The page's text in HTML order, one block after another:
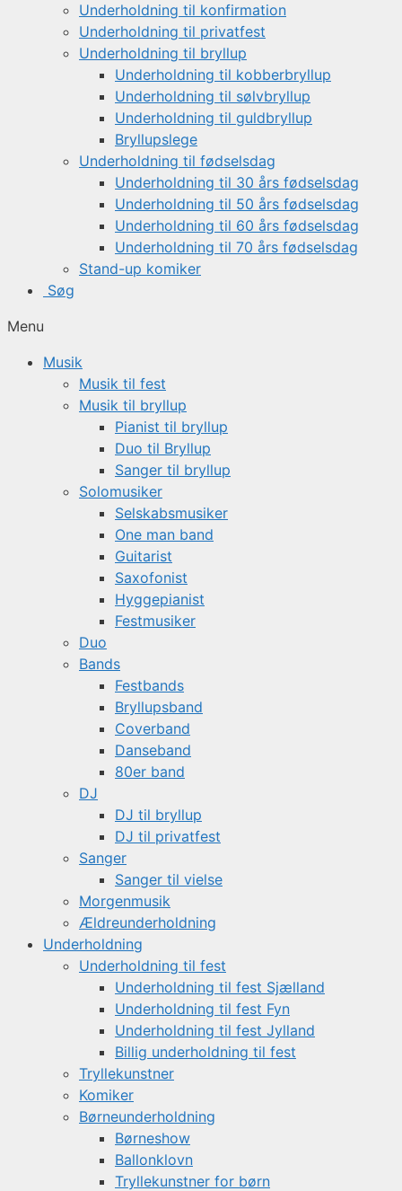
Underholdning til konfirmation
Underholdning til privatfest
Underholdning til bryllup
Underholdning til kobberbryllup
Underholdning til sølvbryllup
Underholdning til guldbryllup
Bryllupslege
Underholdning til fødselsdag
Underholdning til 30 års fødselsdag
Underholdning til 50 års fødselsdag
Underholdning til 60 års fødselsdag
Underholdning til 70 års fødselsdag
Stand-up komiker
Søg
Menu
Musik
Musik til fest
Musik til bryllup
Pianist til bryllup
Duo til Bryllup
Sanger til bryllup
Solomusiker
Selskabsmusiker
One man band
Guitarist
Saxofonist
Hyggepianist
Festmusiker
Duo
Bands
Festbands
Bryllupsband
Coverband
Danseband
80er band
DJ
DJ til bryllup
DJ til privatfest
Sanger
Sanger til vielse
Morgenmusik
Ældreunderholdning
Underholdning
Underholdning til fest
Underholdning til fest Sjælland
Underholdning til fest Fyn
Underholdning til fest Jylland
Billig underholdning til fest
Tryllekunstner
Komiker
Børneunderholdning
Børneshow
Ballonklovn
Tryllekunstner for børn